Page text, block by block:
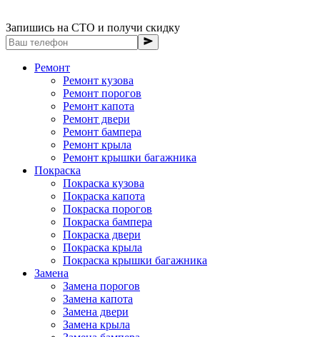
Запишись на СТО и получи скидку
Ремонт
Ремонт кузова
Ремонт порогов
Ремонт капота
Ремонт двери
Ремонт бампера
Ремонт крыла
Ремонт крышки багажника
Покраска
Покраска кузова
Покраска капота
Покраска порогов
Покраска бампера
Покраска двери
Покраска крыла
Покраска крышки багажника
Замена
Замена порогов
Замена капота
Замена двери
Замена крыла